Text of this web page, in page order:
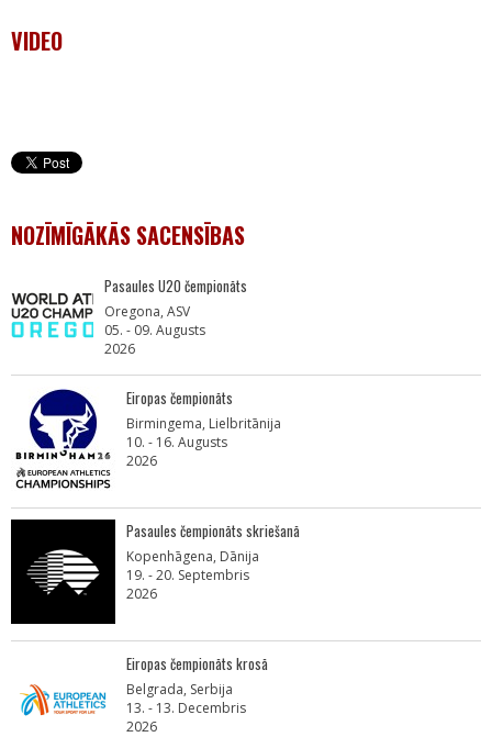
VIDEO
NOZĪMĪGĀKĀS SACENSĪBAS
Pasaules U20 čempionāts
Oregona, ASV
05. - 09. Augusts
2026
Eiropas čempionāts
Birmingema, Lielbritānija
10. - 16. Augusts
2026
Pasaules čempionāts skriešanā
Kopenhāgena, Dānija
19. - 20. Septembris
2026
Eiropas čempionāts krosā
Belgrada, Serbija
13. - 13. Decembris
2026